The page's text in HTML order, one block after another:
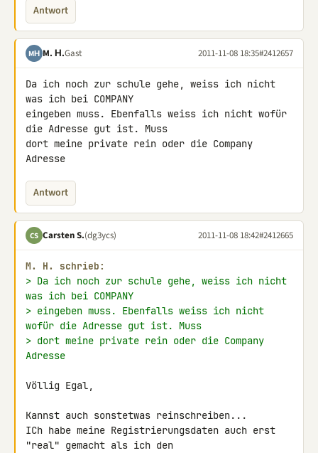
Antwort
MН M. Н.Gast 2011-11-08 18:35#2412657
Da ich noch zur schule gehe, weiss ich nicht
was ich bei COMPANY
eingeben muss. Ebenfalls weiss ich nicht wofür
die Adresse gut ist. Muss
dort meine private rein oder die Company
Adresse
Antwort
CS Carsten S.(dg3ycs) 2011-11-08 18:42#2412665
M. H. schrieb:
> Da ich noch zur schule gehe, weiss ich nicht
was ich bei COMPANY
> eingeben muss. Ebenfalls weiss ich nicht
wofür die Adresse gut ist. Muss
> dort meine private rein oder die Company
Adresse
Völlig Egal,
Kannst auch sonstetwas reinschreiben...
ICh habe meine Registrierungsdaten auch erst
"real" gemacht als ich den